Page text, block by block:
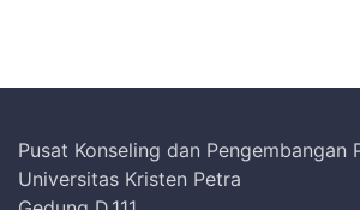
Pusat Konseling dan Pengembangan
Universitas Kristen Petra